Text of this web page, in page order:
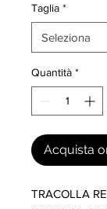
Taglia *
Quantità *
Acquista
TRACOLLA